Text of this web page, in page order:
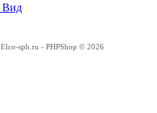
Вид
Elco-spb.ru - PHPShop © 2026